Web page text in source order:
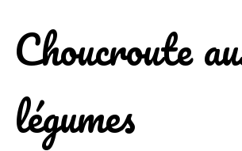
Choucroute
légumes